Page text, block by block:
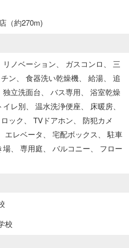
（約270m)
リノベーション ガスコンロ
三
ン 食器洗い乾燥機 給湯
追
独立洗面台 バス専用
浴室乾燥
イレ別 温水洗浄便座
床暖房
ック TVドアホン
防犯カメ
エレベータ 宅配ボックス
駐車
場 専用庭 バルコニー
フロー
校